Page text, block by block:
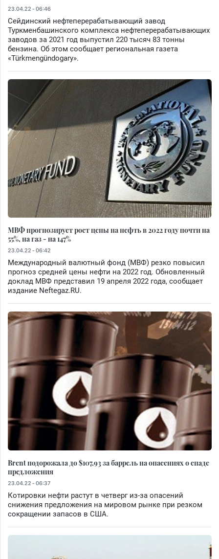
23.04.22 - 06:46
Сейдинский нефтеперерабатывающий завод
Туркменбашинского комплекса нефтеперерабатывающих
заводов за 2021 год выпустил 220 тысяч 83 тонны
бензина. Об этом сообщает региональная газета
«Türkmengündogary».
МВФ прогнозирует рост цены на нефть в 2022 году почти на
55%, на газ - на 147%
23.04.22 - 06:42
Международный валютный фонд (МВФ) резко повысил
прогноз средней цены нефти на 2022 год. Обновленный
доклад МВФ представил 19 апреля 2022 года, сообщает
издание Neftegaz.RU.
Brent подорожала до $107,93 за баррель на опасениях о спаде
предложения
23.04.22 - 06:37
Котировки нефти растут в четверг из-за опасений
снижения предложения на мировом рынке при резком
сокращении запасов в США.